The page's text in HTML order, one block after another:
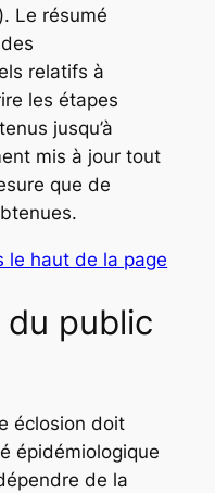
Le résumé
relatifs à
les étapes
jusqu’à
mis à jour tout
que de
le haut de la page
public
éclosion doit
épidémiologique
de la